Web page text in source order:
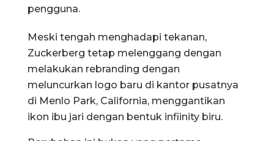
pengguna.
Meski tengah menghadapi tekanan,
Zuckerberg tetap melenggang dengan
melakukan rebranding dengan
meluncurkan logo baru di kantor pusatnya
di Menlo Park, California, menggantikan
ikon ibu jari dengan bentuk infiinity biru.